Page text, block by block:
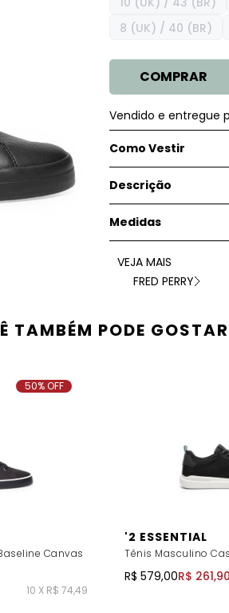
8 (UK) / 40 (BR)
COMPRAR
Vendido e entregue
Como Vestir
Descrição
Medidas
VEJA MAIS
FRED PERRY
TAMBÉM PODE GOSTAR
Canvas
10 X R$ 74,49
50% OFF
'2 ESSENTIAL
Tênis Masculino
R$ 579,00R$ 261,90